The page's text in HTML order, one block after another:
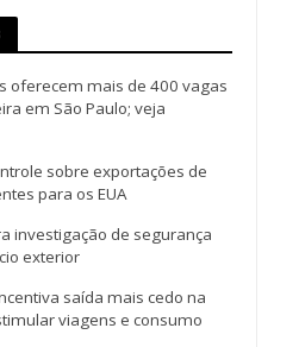
oferecem mais de 400 vagas
em São Paulo; veja
sobre exportações de
para os EUA
investigação de segurança
exterior
saída mais cedo na
viagens e consumo